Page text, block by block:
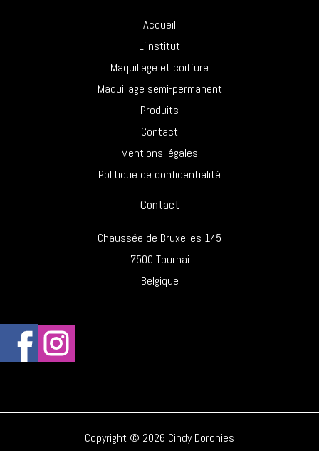
Accueil
L’institut
Maquillage et coiffure
Maquillage semi-permanent
Produits
Contact
Mentions légales
Politique de confidentialité
Contact
Chaussée de Bruxelles 145
7500 Tournai
Belgique
Copyright © 2026 Cindy Dorchies